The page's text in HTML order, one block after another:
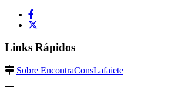
Links Rápidos
Sobre EncontraConsLafaiete